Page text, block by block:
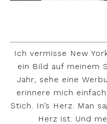
Ich vermisse New
ein Bild auf meinem
Jahr, sehe eine
erinnere mich
Stich. In’s Herz. Man
Herz ist. Und